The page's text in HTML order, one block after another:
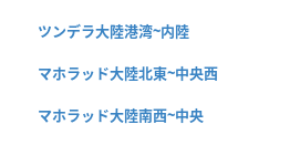
ツンデラ大陸港湾~内陸
マホラッド大陸北東~中央西
マホラッド大陸南西~中央